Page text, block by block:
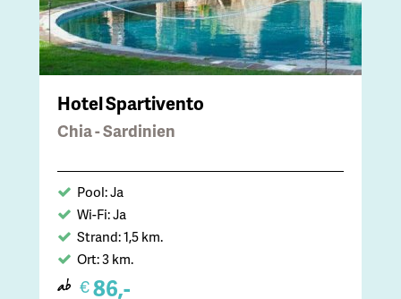
Hotel Spartivento
Chia - Sardinien
Pool: Ja
Wi-Fi: Ja
Strand: 1,5 km.
Ort: 3 km.
ab €86,-